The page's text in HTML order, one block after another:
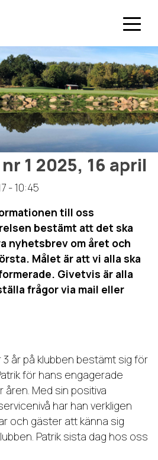
1 2025, 16 april
- 10:45
till oss
bestämt att det ska
nyhetsbrev om året och
Målet är att vi alla ska
Givetvis är alla
frågor via mail eller
3 år på klubben bestämt sig för
för hans engagerade
Med sin positiva
har han verkligen
och gäster att känna sig
Patrik sista dag hos oss